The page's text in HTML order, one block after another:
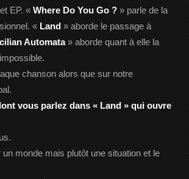
EP. « Where Do You Go ? » parle de la
« Land » aborde le passage à
Automata» aborde quant à elle la
chanson alors que sur notre
vous parlez dans « Land » qui ouvre
monde mais plutôt une situation et le